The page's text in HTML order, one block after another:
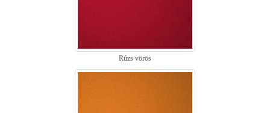
Rúzs vörös